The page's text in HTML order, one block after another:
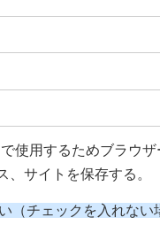
使用するためブラウザ
、サイトを保存する。
（チェックを入れない